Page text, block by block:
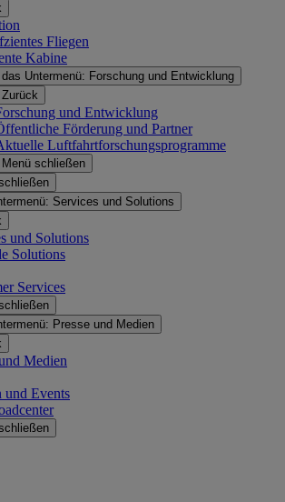
Fliegen
Kabine
Untermenü: Forschung und Entwicklung
Zurück
und Entwicklung
Förderung und Partner
Luftfahrtforschungsprogramme
Menü schließen
Services und Solutions
und Solutions
Solutions
Services
Presse und Medien
Medien
und Events